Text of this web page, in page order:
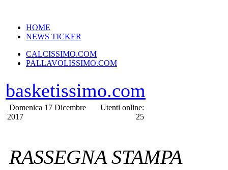
HOME
NEWS TICKER
CALCISSIMO.COM
PALLAVOLISSIMO.COM
basketissimo.com
Domenica 17 Dicembre
2017
Utenti online:
25
RASSEGNA STAMPA